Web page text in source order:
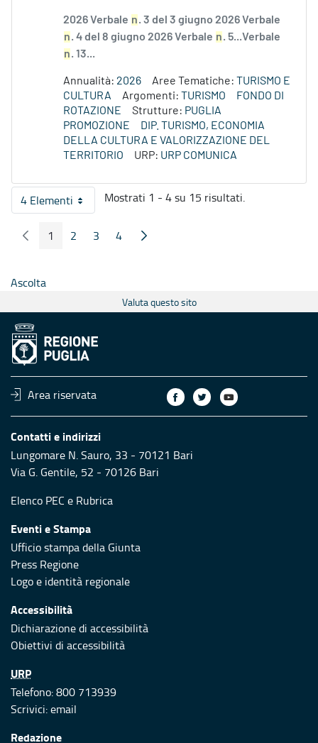
2026 Verbale n. 3 del 3 giugno 2026 Verbale
n. 4 del 8 giugno 2026 Verbale n. 5...Verbale
n. 13...
Annualità: 2026 Aree Tematiche: TURISMO E
CULTURA
Argomenti: TURISMO
FONDO DI
ROTAZIONE
Strutture: PUGLIA
PROMOZIONE
DIP. TURISMO, ECONOMIA
DELLA CULTURA E VALORIZZAZIONE DEL
TERRITORIO
URP: URP COMUNICA
4 ElementiPer pagina
Mostrati 1 - 4 su 15 risultati.
Pagina Precedente
Pagina
1 Pagina
2 Pagina
3 Pagina
4 Pagina Seguente
Ascolta
Valuta questo sito
Area riservata
Contatti e indirizzi
Lungomare N. Sauro, 33 - 70121 Bari
Via G. Gentile, 52 - 70126 Bari
Elenco PEC e Rubrica
Eventi e Stampa
Ufficio stampa della Giunta
Press Regione
Logo e identità regionale
Accessibilità
Dichiarazione di accessibilità
Obiettivi di accessibilità
URP
Telefono: 800 713939
Scrivici:email
Redazione